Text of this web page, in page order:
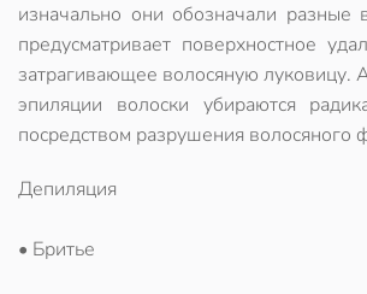
изначально они обозначали разные
предусматривает поверхностное
затрагивающее волосяную луковицу.
эпиляции волоски убираются
посредством разрушения волосяного
Депиляция
• Бритье